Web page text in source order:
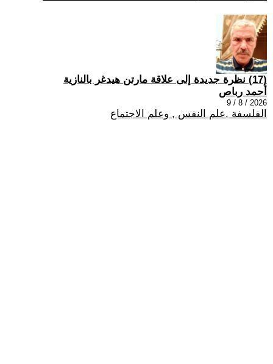
(17) نظرة جديدة إلى علاقة مارتن هيدغر بالنازية
أحمد رباص
2026 / 8 / 9
الفلسفة ,علم النفس , وعلم الاجتماع